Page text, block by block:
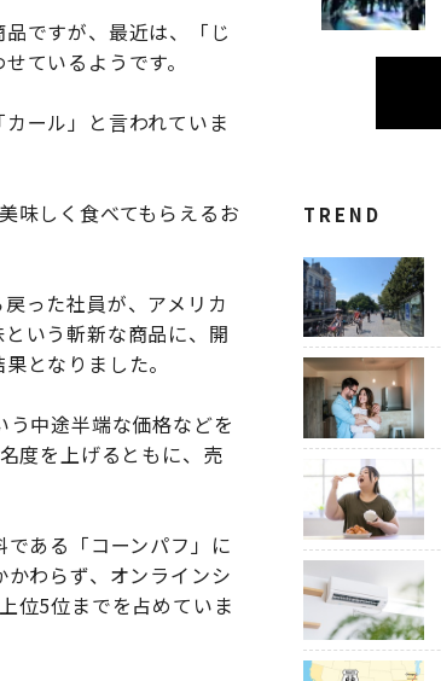
ですが、最近は、「じ
ているようです。
ール」と言われていま
味しく食べてもらえるお
った社員が、アメリカ
いう斬新な商品に、開
となりました。
中途半端な価格などを
度を上げるともに、売
ある「コーンパフ」に
わらず、オンラインシ
位5位までを占めていま
TREND